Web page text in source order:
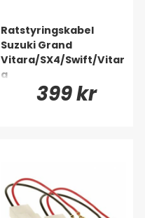
Ratstyringskabel
Suzuki Grand
Vitara/SX4/Swift/Vitar
a
399 kr